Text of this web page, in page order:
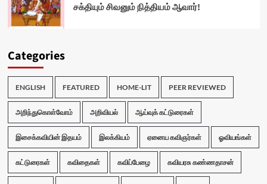
சக்தியும் சிவனும் நித்தியம் ஆவார்!
Categories
ENGLISH FEATURED HOME-LIT PEER REVIEWED
அறிந்துகொள்வோம் அறிவியல் ஆய்வுக் கட்டுரைகள்
இசைக்கவியின் இதயம் இலக்கியம் ஏனைய கவிஞர்கள் ஓவியங்கள்
கட்டுரைகள் கவிதைகள் கவிப்பேழை கவியரசு கண்ணதாசன்